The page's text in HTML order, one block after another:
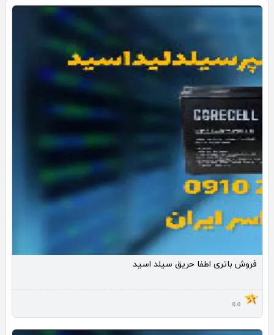
فروش باتری اطفا حریق سیلد اسید
0.0